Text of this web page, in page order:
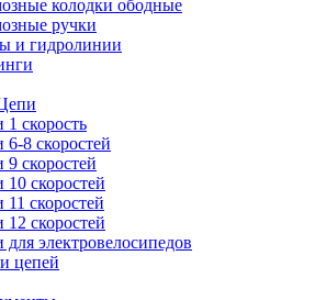
колодки ободные
ручки
и гидролинии
скорость
8 скоростей
скоростей
скоростей
скоростей
скоростей
электровелосипедов
цепей